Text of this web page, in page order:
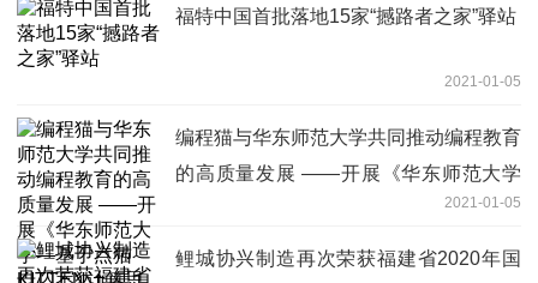
福特中国首批落地15家“撼路者之家”驿站
2021-01-05
编程猫与华东师范大学共同推动编程教育
的高质量发展 ——开展《华东师范大学
—基于点猫KITTEN计算思维课程开发》
结题报告会
2021-01-05
鲤城协兴制造再次荣获福建省2020年国